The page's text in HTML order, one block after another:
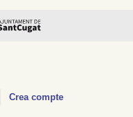
Crea compte